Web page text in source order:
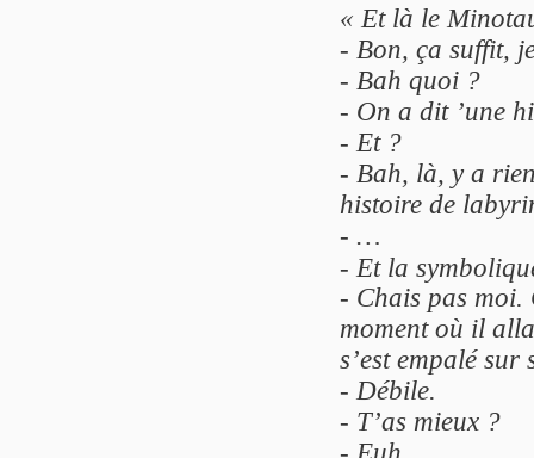
« Et là le
- Bon, ça suffit,
- Bah quoi ?
- On a dit ’une
- Et ?
- Bah, là, y a
histoire de
- …
- Et la
- Chais pas moi.
moment où il
s’est empalé sur
- Débile.
- T’as mieux ?